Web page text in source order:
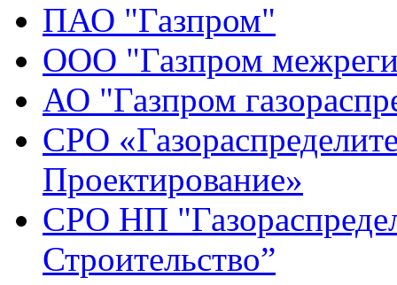
ПАО "Газпром"
ООО "Газпром
АО "Газпром
СРО
Проектирование»
СРО НП
Строительство”